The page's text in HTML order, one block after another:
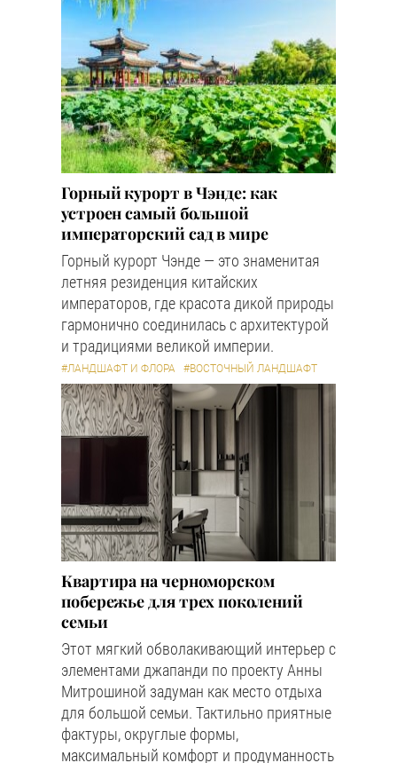
Горный курорт в Чэнде: как
устроен самый большой
императорский сад в мире
Горный курорт Чэнде — это знаменитая
летняя резиденция китайских
императоров, где красота дикой природы
гармонично соединилась с архитектурой
и традициями великой империи.
#ЛАНДШАФТ И ФЛОРА #ВОСТОЧНЫЙ ЛАНДШАФТ
Квартира на черноморском
побережье для трех поколений
семьи
Этот мягкий обволакивающий интерьер с
элементами джапанди по проекту Анны
Митрошиной задуман как место отдыха
для большой семьи. Тактильно приятные
фактуры, округлые формы,
максимальный комфорт и продуманность